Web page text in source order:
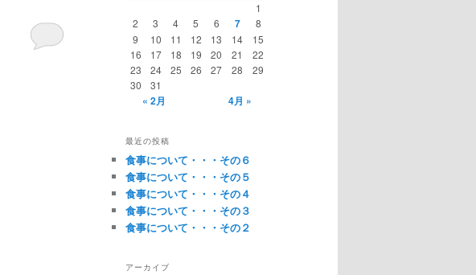
1
2
3 4 5 6 7
8
9
10 11 12 13 14
15
16
17 18 19 20 21
22
23
24 25 26 27 28
29
30
31
« 2月 4月 »
最近の投稿
食事について・・・その６
食事について・・・その５
食事について・・・その４
食事について・・・その３
食事について・・・その２
アーカイブ